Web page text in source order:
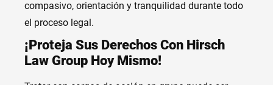
compasivo, orientación y tranquilidad durante todo
el proceso legal.
¡Proteja Sus Derechos Con Hirsch
Law Group Hoy Mismo!